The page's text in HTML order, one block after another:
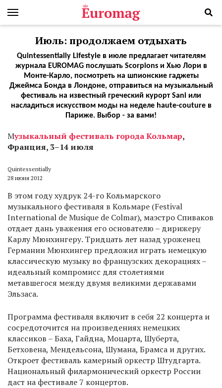
Июль: продолжаем отдыхать
Quintessentially Lifestyle в июле предлагает читателям
журнала EUROMAG послушать Scorpions и Хью Лори в
Монте-Карло, посмотреть на шпионские гаджеты
Джеймса Бонда в Лондоне, отправиться на музыкальный
фестиваль на известный греческий курорт Sani или
насладиться искусством моды на неделе haute-couture в
Париже. Выбор - за вами!
Музыкальный фестиваль города Кольмар,
Франция, 3–14 июля
Quintessentially
28 июня 2012
В этом году худрук 24-го Кольмарского
музыкального фестиваля в Кольмаре (Festival
International de Musique de Colmar), маэстро Спиваков
отдает дань уважения его основателю – дирижеру
Карлу Мюнхингеру. Тридцать лет назад уроженец
Германии Мюнхингер предложил играть немецкую
классическую музыку во французских декорациях –
идеальный компромисс для столетиями
метавшегося между двумя великими державами
Эльзаса.
Программа фестиваля включит в себя 22 концерта и
сосредоточится на произведениях немецких
классиков – Баха, Гайдна, Моцарта, Шуберта,
Бетховена, Мендельсона, Шумана, Брамса и других.
Откроет фестиваль камерный оркестр Штудгарта.
Национальный филармонический оркестр России
даст на фестивале 7 концертов.